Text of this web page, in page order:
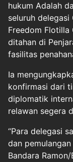
hukum Adalah
seluruh delegasi
Freedom Flotilla
ditahan di
fasilitas
Ia
konfirmasi dari
diplomatik
relawan segera
“Para delegasi
dan
Bandara